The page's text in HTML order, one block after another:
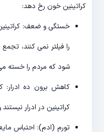
کراتینین خون رخ دهد:
خستگی و ضعف:
را فیلتر نمی کنند،
شود که مردم را خسته
کاهش برون ده ادرار:
کراتینین در ادرار
تورم (ادم): احتباس